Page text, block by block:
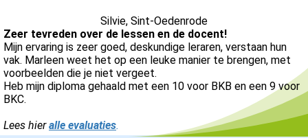
Silvie, Sint-Oedenrode
Zeer tevreden over de lessen en de docent!
Mijn ervaring is zeer goed, deskundige leraren, verstaan hun
vak. Marleen weet het op een leuke manier te brengen, met
voorbeelden die je niet vergeet.
Heb mijn diploma gehaald met een 10 voor BKB en een 9 voor
BKC.
Lees hieralle evaluaties.